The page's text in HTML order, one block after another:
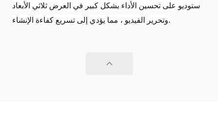
ستوديو على تحسين الأداء بشكل كبير في العرض ثلاثي الأبعاد
وتحرير الفيديو ، مما يؤدي إلى تسريع كفاءة الإنشاء.